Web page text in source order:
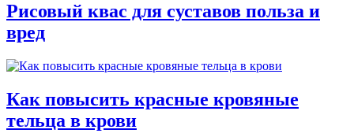
Рисовый квас для суставов польза и
вред
Как повысить красные кровяные
тельца в крови